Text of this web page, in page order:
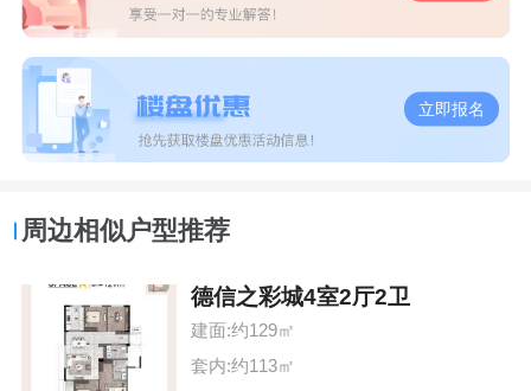
立即报名
周边相似户型推荐
德信之彩城4室2厅2卫
建面:约129㎡
套内:约113㎡